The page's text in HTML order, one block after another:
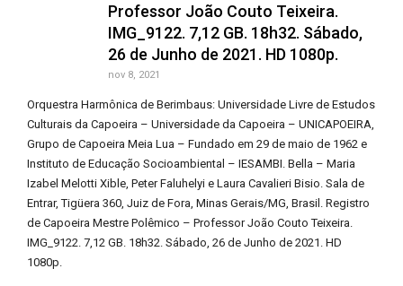
Professor João Couto Teixeira.
IMG_9122. 7,12 GB. 18h32. Sábado,
26 de Junho de 2021. HD 1080p.
nov 8, 2021
Orquestra Harmônica de Berimbaus: Universidade Livre de Estudos
Culturais da Capoeira – Universidade da Capoeira – UNICAPOEIRA,
Grupo de Capoeira Meia Lua – Fundado em 29 de maio de 1962 e
Instituto de Educação Socioambiental – IESAMBI. Bella – Maria
Izabel Melotti Xible, Peter Faluhelyi e Laura Cavalieri Bisio. Sala de
Entrar, Tigüera 360, Juiz de Fora, Minas Gerais/MG, Brasil. Registro
de Capoeira Mestre Polêmico – Professor João Couto Teixeira.
IMG_9122. 7,12 GB. 18h32. Sábado, 26 de Junho de 2021. HD
1080p.